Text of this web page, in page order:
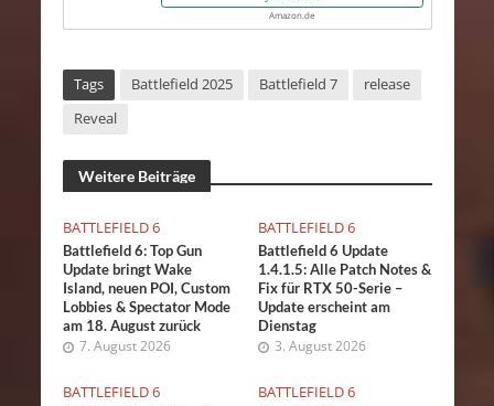
Amazon.de
Tags Battlefield 2025 Battlefield 7
release
Reveal
Weitere Beiträge
BATTLEFIELD 6
Battlefield 6: Top Gun
Update bringt Wake
Island, neuen POI, Custom
Lobbies & Spectator Mode
am 18. August zurück
7. August 2026
BATTLEFIELD 6
Battlefield 6 Update
1.4.1.5: Alle Patch Notes &
Fix für RTX 50-Serie –
Update erscheint am
Dienstag
3. August 2026
BATTLEFIELD 6 BATTLEFIELD 6